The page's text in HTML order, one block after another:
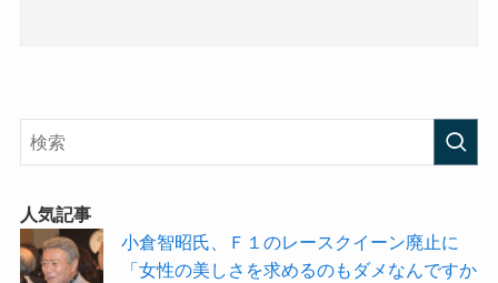
人気記事
小倉智昭氏、Ｆ１のレースクイーン廃止に
「女性の美しさを求めるのもダメなんですか